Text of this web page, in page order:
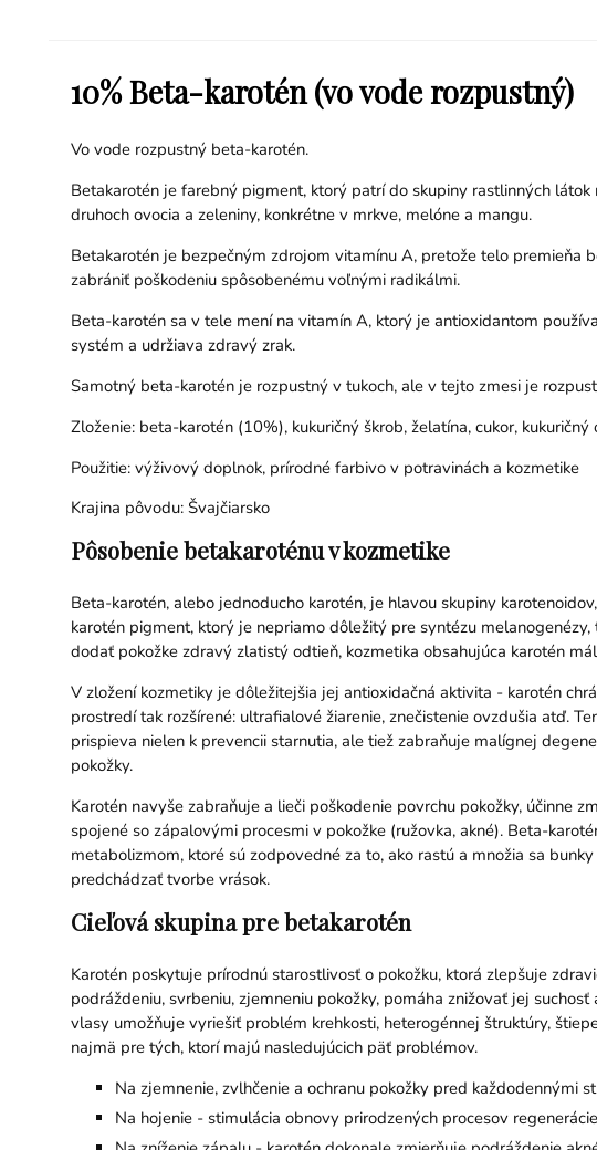
10% Beta-karotén (vo vode rozpustný)
Vo vode rozpustný beta-karotén.
Betakarotén je farebný pigment, ktorý patrí do skupiny rastlinných
druhoch ovocia a zeleniny, konkrétne v mrkve, melóne a mangu.
Betakarotén je bezpečným zdrojom vitamínu A, pretože telo premieňa
zabrániť poškodeniu spôsobenému voľnými radikálmi.
Beta-karotén sa v tele mení na vitamín A, ktorý je antioxidantom
systém a udržiava zdravý zrak.
Samotný beta-karotén je rozpustný v tukoch, ale v tejto zmesi je
Zloženie: beta-karotén (10%), kukuričný škrob, želatína, cukor,
Použitie: výživový doplnok, prírodné farbivo v potravinách a kozmetike
Krajina pôvodu: Švajčiarsko
Pôsobenie betakaroténu v kozmetike
Beta-karotén, alebo jednoducho karotén, je hlavou skupiny
karotén pigment, ktorý je nepriamo dôležitý pre syntézu
dodať pokožke zdravý zlatistý odtieň, kozmetika obsahujúca karotén
V zložení kozmetiky je dôležitejšia jej antioxidačná aktivita - karotén
prostredí tak rozšírené: ultrafialové žiarenie, znečistenie ovzdušia atď.
prispieva nielen k prevencii starnutia, ale tiež zabraňuje malígnej
pokožky.
Karotén navyše zabraňuje a lieči poškodenie povrchu pokožky, účinne
spojené so zápalovými procesmi v pokožke (ružovka, akné). Beta-
metabolizmom, ktoré sú zodpovedné za to, ako rastú a množia sa
predchádzať tvorbe vrások.
Cieľová skupina pre betakarotén
Karotén poskytuje prírodnú starostlivosť o pokožku, ktorá zlepšuje
podráždeniu, svrbeniu, zjemneniu pokožky, pomáha znižovať jej
vlasy umožňuje vyriešiť problém krehkosti, heterogénnej štruktúry,
najmä pre tých, ktorí majú nasledujúcich päť problémov.
Na zjemnenie, zvlhčenie a ochranu pokožky pred každodennými
Na hojenie - stimulácia obnovy prirodzených procesov